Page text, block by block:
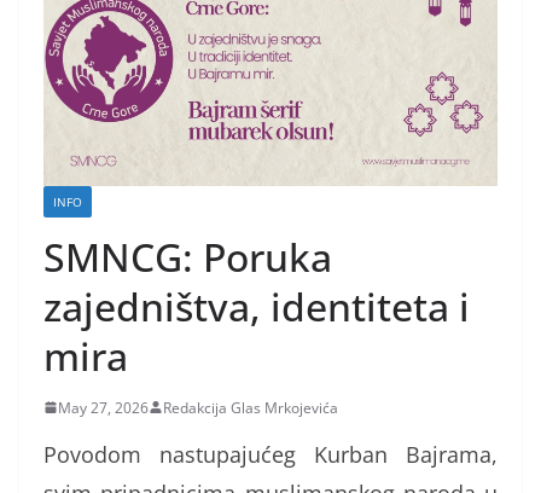
INFO
SMNCG: Poruka
zajedništva, identiteta i
mira
May 27, 2026 Redakcija Glas Mrkojevića
Povodom nastupajućeg Kurban Bajrama,